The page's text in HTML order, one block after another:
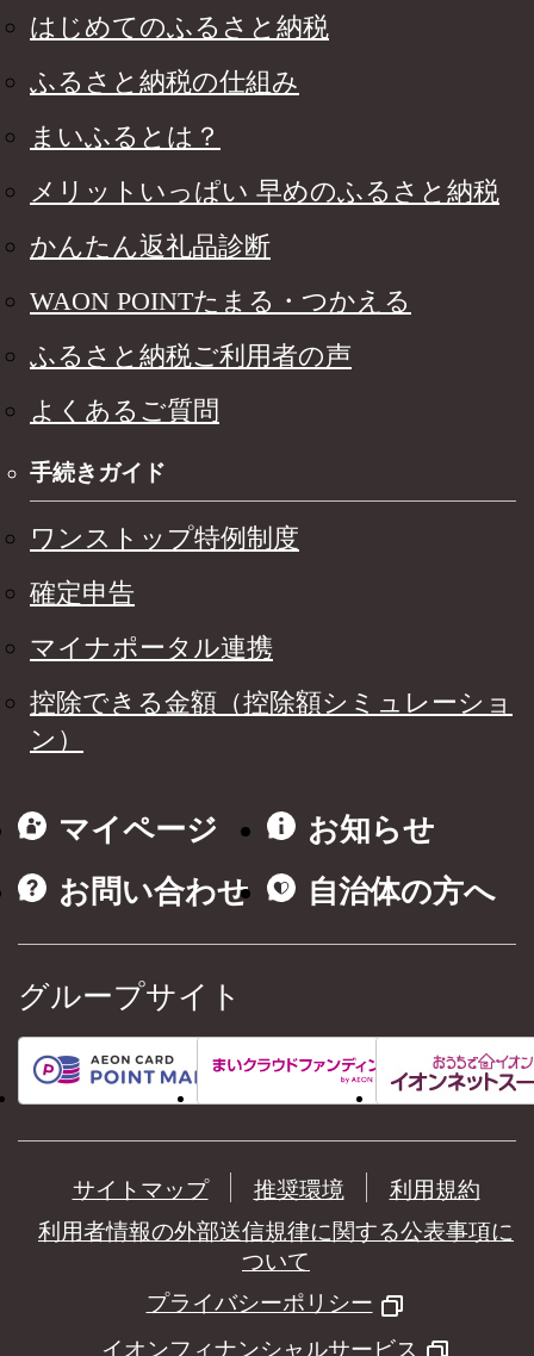
はじめてのふるさと納税
ふるさと納税の仕組み
まいふるとは？
メリットいっぱい 早めのふるさと納税
かんたん返礼品診断
WAON POINTたまる・つかえる
ふるさと納税ご利用者の声
よくあるご質問
手続きガイド
ワンストップ特例制度
確定申告
マイナポータル連携
控除できる金額（控除額シミュレーショ
ン）
マイページ
お知らせ
お問い合わせ
自治体の方へ
グループサイト
サイトマップ 推奨環境
利用規約
利用者情報の外部送信規律に関する公表事項に
ついて
プライバシーポリシー
イオンフィナンシャルサービス